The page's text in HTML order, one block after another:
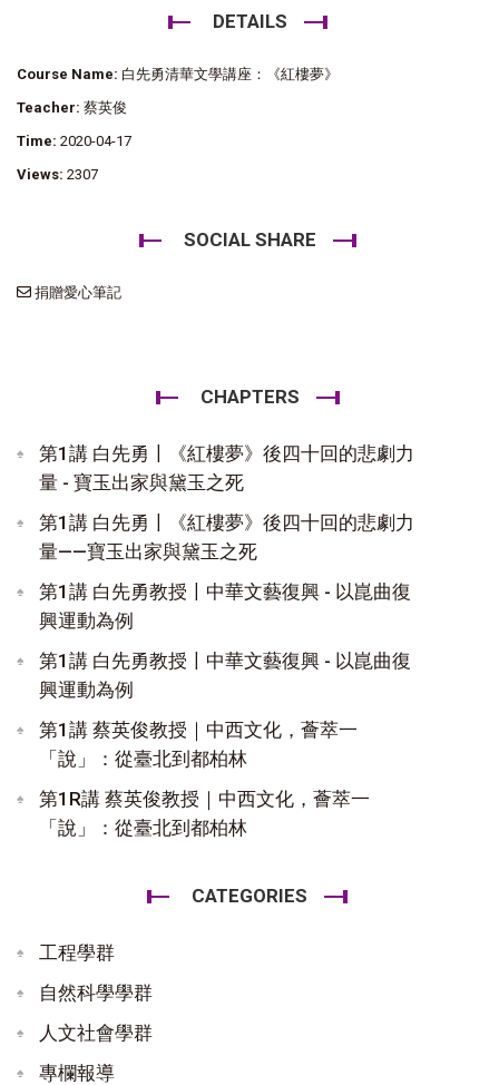
DETAILS
Course Name: 白先勇清華文學講座：《紅樓夢》
Teacher: 蔡英俊
Time: 2020-04-17
Views: 2307
SOCIAL SHARE
捐贈愛心筆記
CHAPTERS
第1講 白先勇〡《紅樓夢》後四十回的悲劇力
量 - 寶玉出家與黛玉之死
第1講 白先勇〡《紅樓夢》後四十回的悲劇力
量——寶玉出家與黛玉之死
第1講 白先勇教授〡中華文藝復興 - 以崑曲復
興運動為例
第1講 白先勇教授〡中華文藝復興 - 以崑曲復
興運動為例
第1講 蔡英俊教授｜中西文化，薈萃一
「說」：從臺北到都柏林
第1R講 蔡英俊教授｜中西文化，薈萃一
「說」：從臺北到都柏林
CATEGORIES
工程學群
自然科學學群
人文社會學群
專欄報導